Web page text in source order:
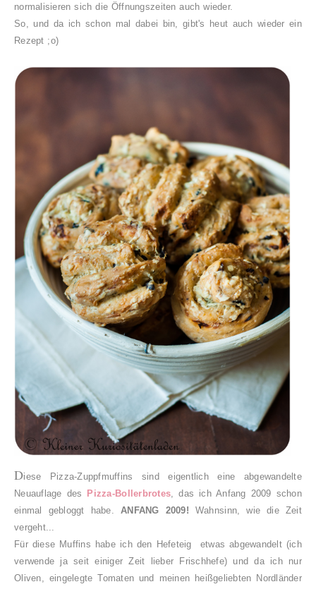
normalisieren sich die Öffnungszeiten auch wieder.
So, und da ich schon mal dabei bin, gibt's heut auch wieder ein
Rezept ;o)
Diese Pizza-Zuppfmuffins sind eigentlich eine abgewandelte
Neuauflage des
Pizza-Bollerbrotes, das ich Anfang 2009 schon
einmal gebloggt habe.ANFANG 2009!
Wahnsinn, wie die Zeit
vergeht...
Für diese Muffins habe ich den Hefeteig etwas abgewandelt (ich
verwende ja seit einiger Zeit lieber Frischhefe) und da ich nur
Oliven, eingelegte Tomaten und meinen heißgeliebten Nordländer